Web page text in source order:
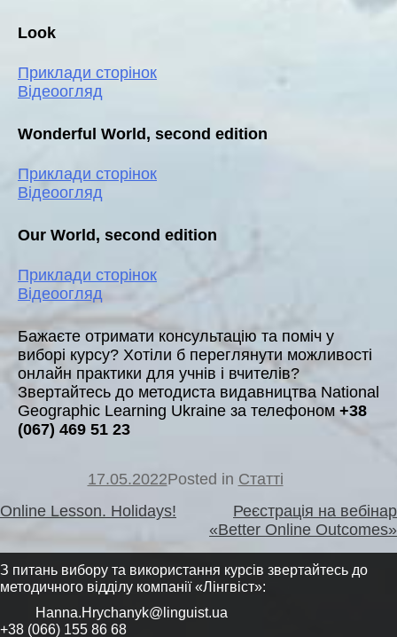
Look
Приклади сторінок
Відеоогляд
Wonderful World, second edition
Приклади сторінок
Відеоогляд
Our World, second edition
Приклади сторінок
Відеоогляд
Бажаєте отримати консультацію та поміч у
виборі курсу? Хотіли б переглянути можливості
онлайн практики для учнів і вчителів?
Звертайтесь до методиста видавництва National
Geographic Learning Ukraine за телефоном +38
(067) 469 51 23
17.05.2022Posted in Статті
Навігація
Online Lesson. Holidays!
Реєстрація на вебінар
«Better Online Outcomes»
З питань вибору та використання курсів звертайтесь до
методичного відділу компанії «Лінгвіст»:
Hanna.Hrychanyk@linguist.ua
+38 (066) 155 86 68